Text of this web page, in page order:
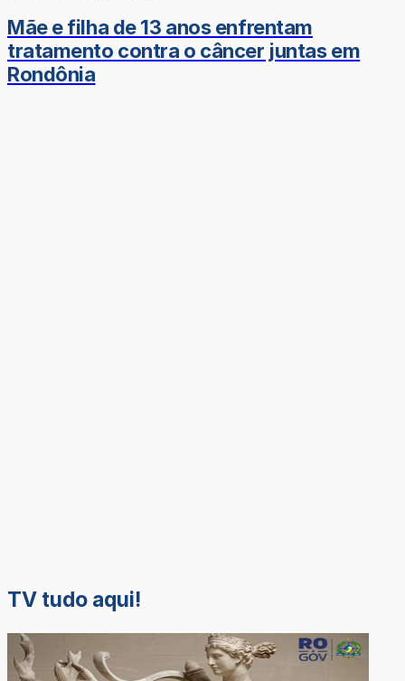
Mãe e filha de 13 anos enfrentam
tratamento contra o câncer juntas em
Rondônia
TV tudo aqui!